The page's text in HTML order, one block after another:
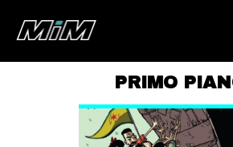
ABOUT
PRIMO